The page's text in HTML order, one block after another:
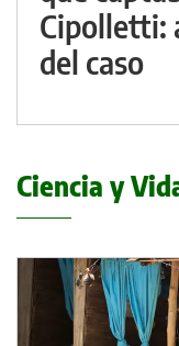
Cipolletti:
del caso
Ciencia y